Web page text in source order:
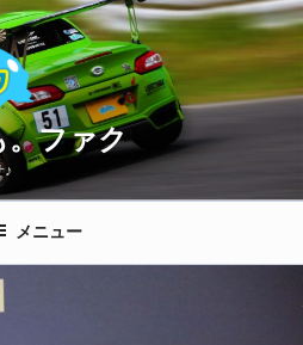
。ファク
♪
メニュー